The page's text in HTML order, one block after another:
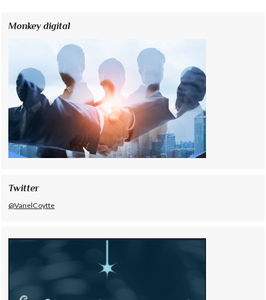
Monkey digital
Twitter
@VanelCoytte